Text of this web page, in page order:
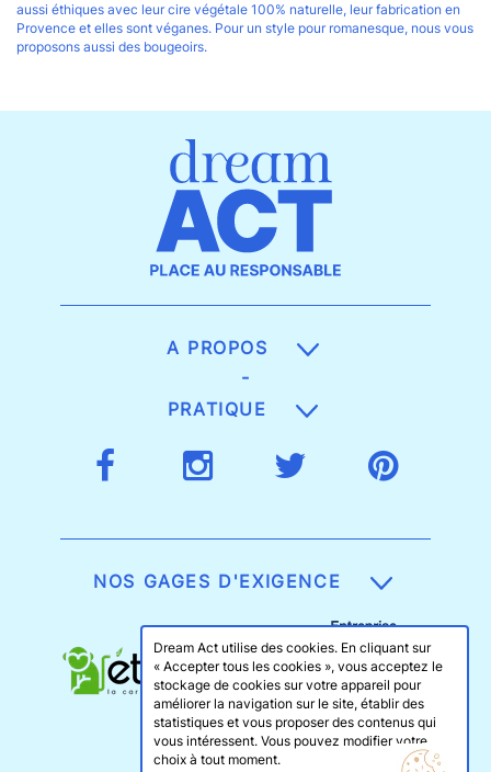
aussi éthiques avec leur cire végétale 100% naturelle, leur fabrication en
Provence et elles sont véganes. Pour un style pour romanesque, nous vous
proposons aussi des bougeoirs.
A PROPOS
-
PRATIQUE
NOS GAGES D'EXIGENCE
Dream Act utilise des cookies. En cliquant sur
« Accepter tous les cookies », vous acceptez le
stockage de cookies sur votre appareil pour
améliorer la navigation sur le site, établir des
statistiques et vous proposer des contenus qui
vous intéressent. Vous pouvez modifier votre
choix à tout moment.